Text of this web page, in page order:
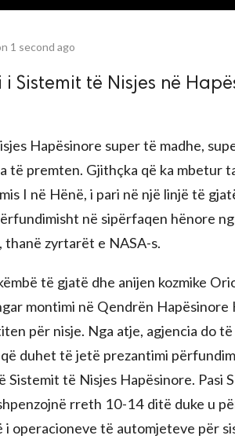
1 second ago
Sistemit të Nisjes në
Hapësinore super të madhe,
të premten. Gjithçka që ka mbetur
I në Hënë, i pari në një linjë të
në sipërfaqen hënore
zyrtarët e NASA-s.
të gjatë dhe anijen kozmike
montimi në Qendrën Hapësinore
për nisje. Nga atje, agjencia do
duhet të jetë prezantimi
të Nisjes Hapësinore. Pasi
rreth 10-14 ditë duke u
operacioneve të automjeteve për